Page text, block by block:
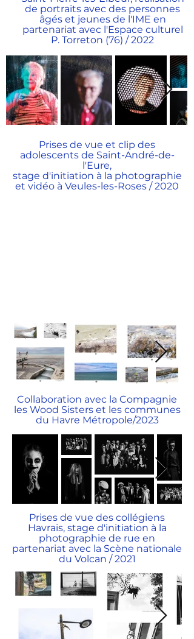
de portraits avec des personnes
âgés et jeunes de l'IME en
partenariat avec l'Espace culturel
P. Torreton (76) / 2022
Prises de vue et clip des
adolescents de Saint-André-de-
l'Eure,
stage d'initiation à la photographie
et vidéo à Veules-les-Roses / 2020
Collaboration avec la Compagnie
les Wood Sisters et les communes
du Havre Métropole/2023
Prises de vue des collégiens
Havrais, stage d'initiation à la
photographie de rue en
partenariat avec la Scène nationale
du Volcan / 2021